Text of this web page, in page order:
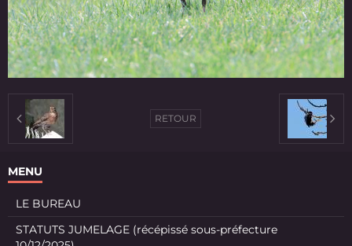
RETOUR
MENU
LE BUREAU
STATUTS JUMELAGE (récépissé sous-préfecture